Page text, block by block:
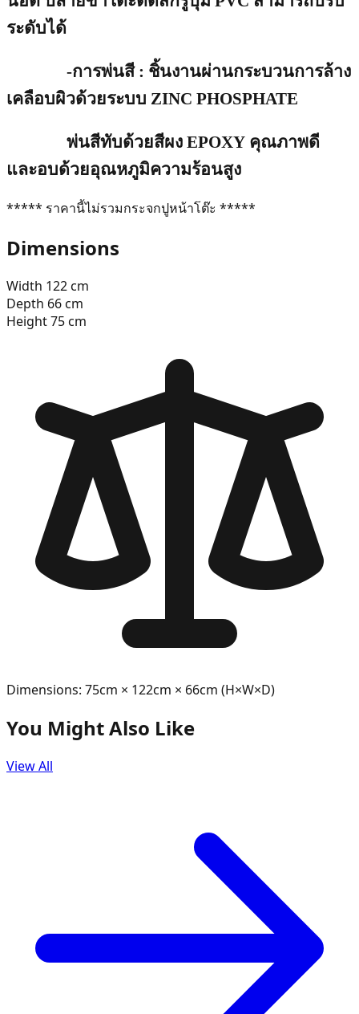
ระดับได้
-การพ่นสี : ชิ้นงานผ่านกระบวนการล้าง
เคลือบผิวด้วยระบบ ZINC PHOSPHATE
พ่นสีทับด้วยสีผง EPOXY คุณภาพดี
และอบด้วยอุณหภูมิความร้อนสูง
***** ราคานี้ไม่รวมกระจกปูหน้าโต๊ะ *****
Dimensions
Width 122cm
Depth 66cm
Height75cm
Dimensions: 75cm × 122cm × 66cm (H×W×D)
You Might Also Like
View All